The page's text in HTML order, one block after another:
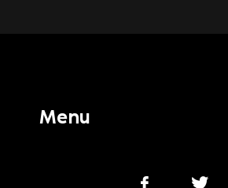
Menu